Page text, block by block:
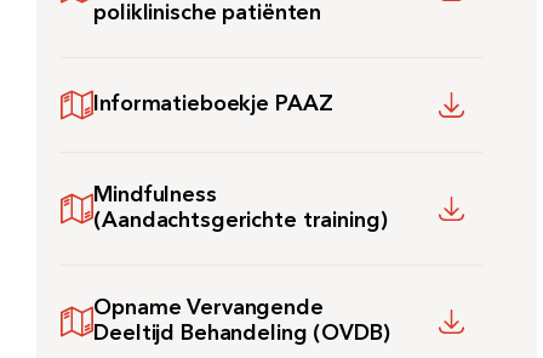
poliklinische patiënten
Informatieboekje PAAZ
Mindfulness
(Aandachtsgerichte training)
Opname Vervangende
Deeltijd Behandeling (OVDB)